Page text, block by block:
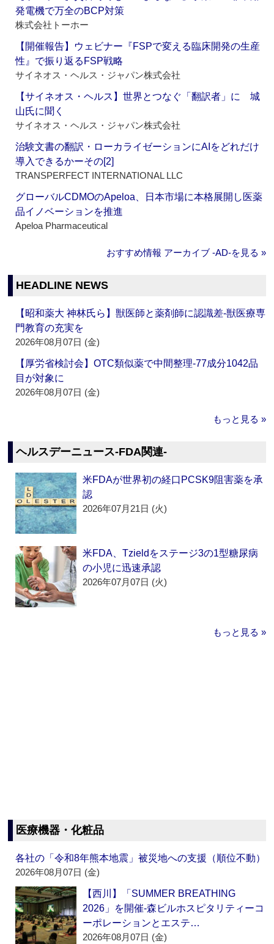
発電機で万全のBCP対策
株式会社トーホー
【開催報告】ウェビナー『FSPで変える臨床開発の生産
性』で振り返るFSP戦略
サイネオス・ヘルス・ジャパン株式会社
【サイネオス・ヘルス】世界とつなぐ「翻訳者」に 城
山氏に聞く
サイネオス・ヘルス・ジャパン株式会社
治験文書の翻訳・ローカライゼーションにAIをどれだけ
導入できるかーその[2]
TRANSPERFECT INTERNATIONAL LLC
グローバルCDMOのApeloa、日本市場に本格展開し医薬
品イノベーションを推進
Apeloa Pharmaceutical
おすすめ情報 アーカイブ ‐AD‐を見る »
HEADLINE NEWS
【昭和薬大 神林氏ら】獣医師と薬剤師に認識差‐獣医療専
門教育の充実を
2026年08月07日 (金)
【厚労省検討会】OTC類似薬で中間整理‐77成分1042品
目が対象に
2026年08月07日 (金)
もっと見る »
ヘルスデーニュース‐FDA関連‐
米FDAが世界初の経口PCSK9阻害薬を承
認
2026年07月21日 (火)
米FDA、Tzieldをステージ3の1型糖尿病
の小児に迅速承認
2026年07月07日 (火)
もっと見る »
医療機器・化粧品
各社の「令和8年熊本地震」被災地への支援（順位不動）
2026年08月07日 (金)
【西川】「SUMMER BREATHING
2026」を開催‐森ビルホスピタリティーコ
ーポレーションとエステ…
2026年08月07日 (金)